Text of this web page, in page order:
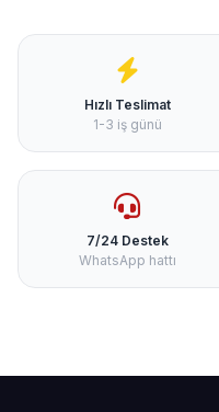
Hızlı Teslimat
1-3 iş günü
7/24 Destek
WhatsApp hattı